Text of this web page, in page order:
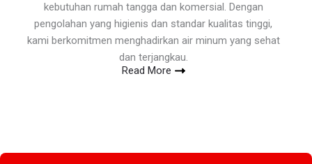
kebutuhan rumah tangga dan komersial. Dengan
pengolahan yang higienis dan standar kualitas tinggi,
kami berkomitmen menghadirkan air minum yang sehat
dan terjangkau.
Read More